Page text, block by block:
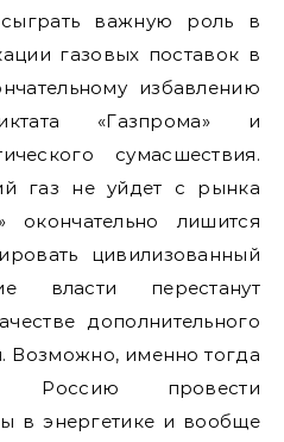
важную роль в
газовых поставок в
избавлению
«Газпрома» и
сумасшествия.
газ не уйдет с рынка
окончательно лишится
цивилизованный
власти перестанут
дополнительного
Возможно, именно тогда
Россию провести
в энергетике и вообще